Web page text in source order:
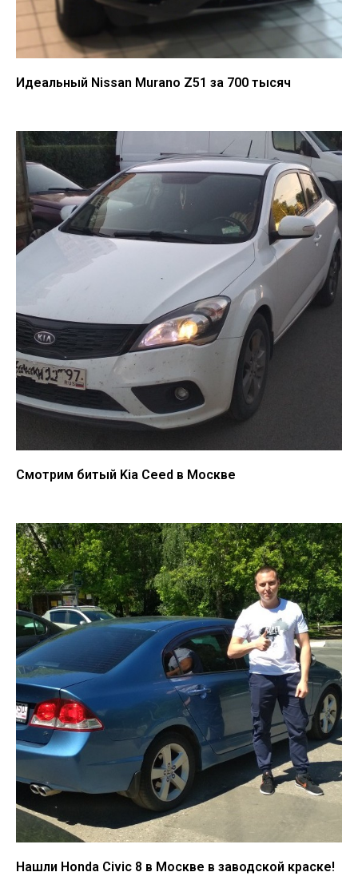
Идеальный Nissan Murano Z51 за 700 тысяч
Смотрим битый Kia Ceed в Москве
Нашли Honda Civic 8 в Москве в заводской краске!